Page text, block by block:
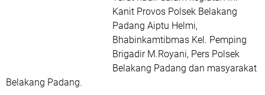
Kanit Provos Polsek Belakang
Padang Aiptu Helmi,
Bhabinkamtibmas Kel. Pemping
Brigadir M.Royani, Pers Polsek
Belakang Padang dan masyarakat
Belakang Padang.